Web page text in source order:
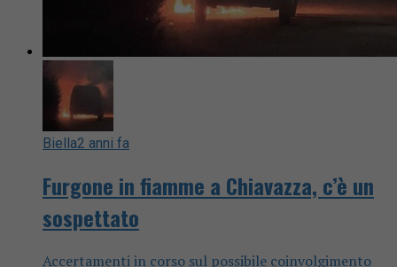
Biella2 anni fa
Furgone in fiamme a Chiavazza, c’è un
sospettato
Accertamenti in corso sul possibile coinvolgimento